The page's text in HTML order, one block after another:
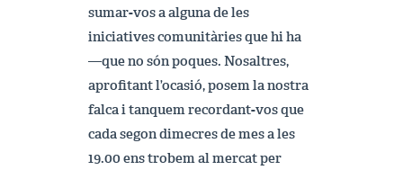
sumar-vos a alguna de les
iniciatives comunitàries que hi ha
—que no són poques. Nosaltres,
aprofitant l’ocasió, posem la nostra
falca i tanquem recordant-vos que
cada segon dimecres de mes a les
19.00 ens trobem al mercat per